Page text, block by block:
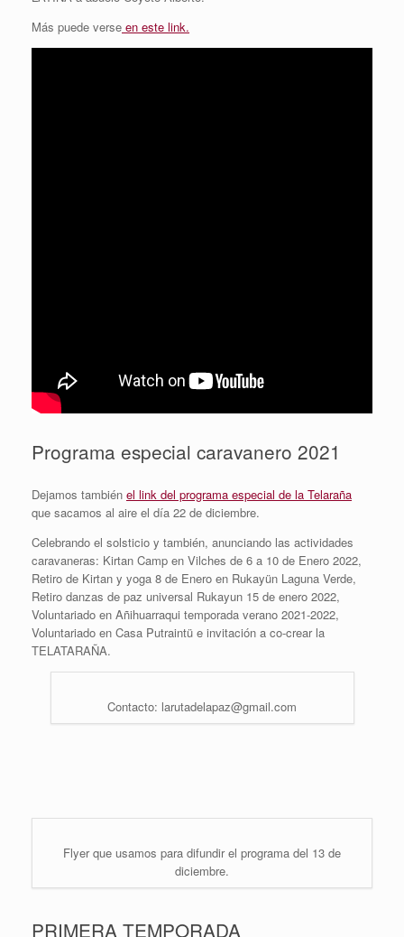
Más puede verse en este link.
Programa especial caravanero 2021
Dejamos también el link del programa especial de la Telaraña
que sacamos al aire el día 22 de diciembre.
Celebrando el solsticio y también, anunciando las actividades
caravaneras: Kirtan Camp en Vilches de 6 a 10 de Enero 2022,
Retiro de Kirtan y yoga 8 de Enero en Rukayün Laguna Verde,
Retiro danzas de paz universal Rukayun 15 de enero 2022,
Voluntariado en Añihuarraqui temporada verano 2021-2022,
Voluntariado en Casa Putraintü e invitación a co-crear la
TELATARAÑA.
Contacto: larutadelapaz@gmail.com
Flyer que usamos para difundir el programa del 13 de
diciembre.
PRIMERA TEMPORADA